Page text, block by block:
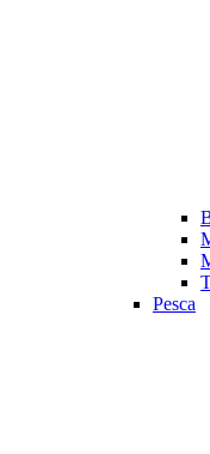
Pesca